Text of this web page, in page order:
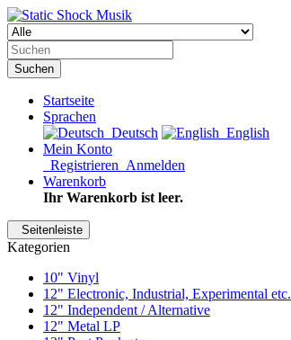
Suchen
Startseite
Sprachen
Deutsch
English
Mein Konto
Registrieren Anmelden
Warenkorb
Ihr Warenkorb ist leer.
Seitenleiste
Kategorien
10" Vinyl
12" Electronic, Industrial, Experimental etc.
12" Independent / Alternative
12" Metal LP